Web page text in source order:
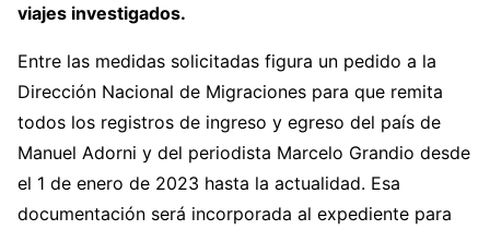
viajes investigados.
Entre las medidas solicitadas figura un pedido a la
Dirección Nacional de Migraciones para que remita
todos los registros de ingreso y egreso del país de
Manuel Adorni y del periodista Marcelo Grandio desde
el 1 de enero de 2023 hasta la actualidad. Esa
documentación será incorporada al expediente para